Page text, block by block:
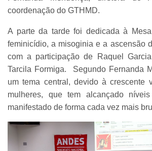
coordenação do GTHMD.
A parte da tarde foi dedicada à
feminicídio, a misoginia e a ascensão
com a participação de Raquel
Tarcila Formiga. Segundo Fernanda
um tema central, devido à crescente
mulheres, que tem alcançado
manifestado de forma cada vez mais